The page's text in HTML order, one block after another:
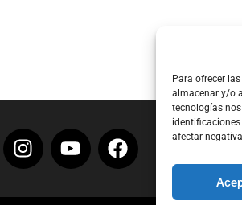
Para ofrecer
almacenar y/o
tecnologías
afectar